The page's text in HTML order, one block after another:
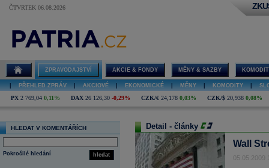
ČTVRTEK 06.08.2026
ZPRAVODAJSTVÍ AKCIE & FONDY MĚNY & SAZBY
PŘEHLED ZPRÁV AKCIOVÉ EKONOMICKÉ MĚNY KOMODITY
PX 2 769,04 0,11% DAX 26 126,30 -0,29% CZK/€ 24,178 0,03% CZK/$ 20,938 0,08%
HLEDAT V KOMENTÁŘÍCH
hledat
Pokročilé hledání
Detail - články
Wall
05.05.2009